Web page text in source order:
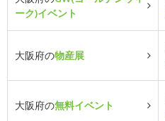
ーク)イベント
大阪府の物産展
大阪府の無料イベント